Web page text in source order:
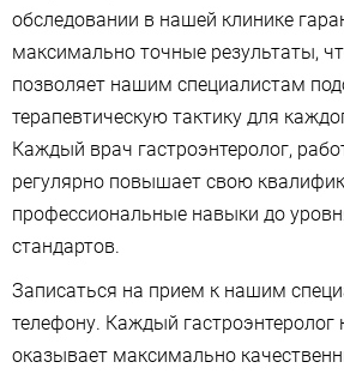
обследовании в нашей клинике
максимально точные результаты,
позволяет нашим специалистам
терапевтическую тактику для
Каждый врач гастроэнтеролог,
регулярно повышает свою
профессиональные навыки до
стандартов.
Записаться на прием к нашим
телефону. Каждый гастроэнтеролог
оказывает максимально